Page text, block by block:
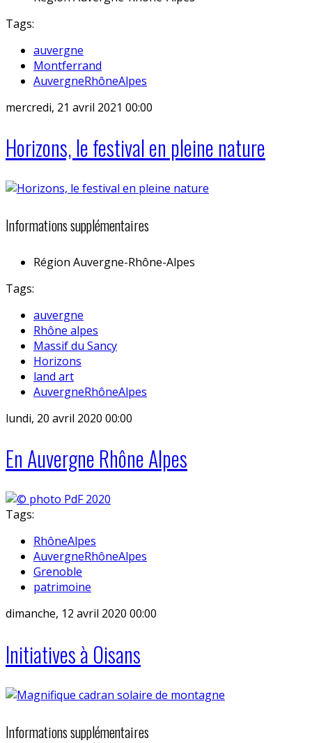
Tags:
auvergne
Montferrand
AuvergneRhôneAlpes
mercredi, 21 avril 2021 00:00
Horizons, le festival en pleine nature
Informations supplémentaires
Région Auvergne-Rhône-Alpes
Tags:
auvergne
Rhône alpes
Massif du Sancy
Horizons
land art
AuvergneRhôneAlpes
lundi, 20 avril 2020 00:00
En Auvergne Rhône Alpes
Tags:
RhôneAlpes
AuvergneRhôneAlpes
Grenoble
patrimoine
dimanche, 12 avril 2020 00:00
Initiatives à Oisans
Informations supplémentaires